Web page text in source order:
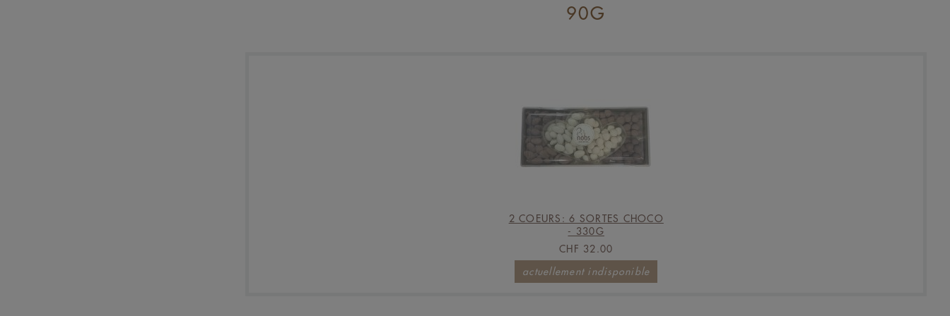
90G
2 COEURS: 6 SORTES CHOCO
- 330G
CHF 32.00
actuellement indisponible